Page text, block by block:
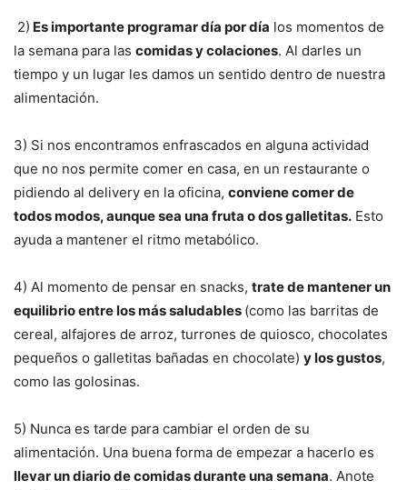
2) Es importante programar día por día los momentos de
la semana para las comidas y colaciones. Al darles un
tiempo y un lugar les damos un sentido dentro de nuestra
alimentación.
3) Si nos encontramos enfrascados en alguna actividad
que no nos permite comer en casa, en un restaurante o
pidiendo al delivery en la oficina, conviene comer de
todos modos, aunque sea una fruta o dos galletitas. Esto
ayuda a mantener el ritmo metabólico.
4) Al momento de pensar en snacks, trate de mantener un
equilibrio entre los más saludables (como las barritas de
cereal, alfajores de arroz, turrones de quiosco, chocolates
pequeños o galletitas bañadas en chocolate) y los gustos,
como las golosinas.
5) Nunca es tarde para cambiar el orden de su
alimentación. Una buena forma de empezar a hacerlo es
llevar un diario de comidas durante una semana. Anote